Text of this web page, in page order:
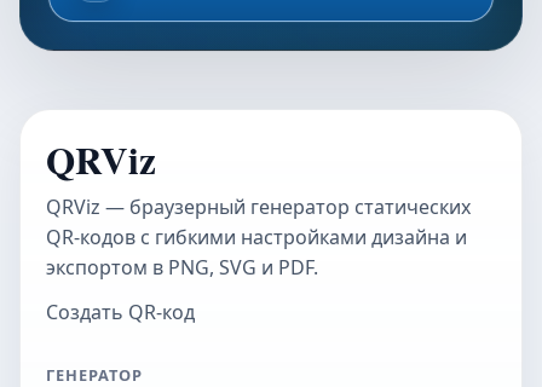
QRViz
QRViz — браузерный генератор статических
QR-кодов с гибкими настройками дизайна и
экспортом в PNG, SVG и PDF.
Создать QR-код
ГЕНЕРАТОР